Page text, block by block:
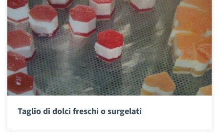
Taglio di dolci freschi o surgelati